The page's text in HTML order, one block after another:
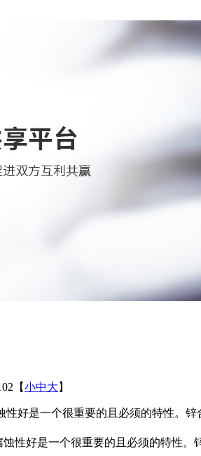
【小中大 】
蚀性好是一个很重要的且必须的特
性好是一个很重要的且必须的特性。